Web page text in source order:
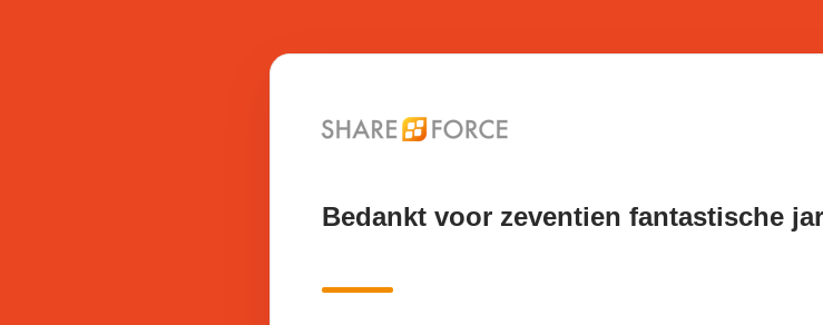
Bedankt voor zeventien fantastische